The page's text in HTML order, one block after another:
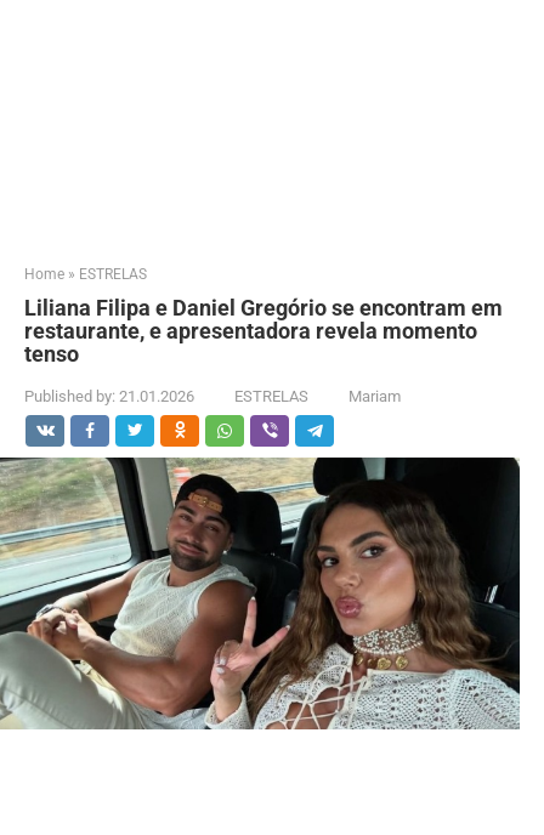
Home » ESTRELAS
Liliana Filipa e Daniel Gregório se encontram em
restaurante, e apresentadora revela momento
tenso
Published by: 21.01.2026 ESTRELAS Mariam